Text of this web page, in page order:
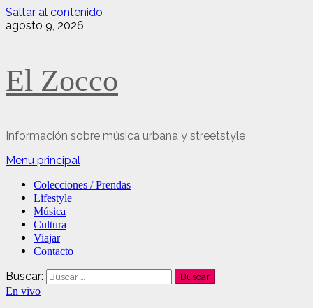
Saltar al contenido
agosto 9, 2026
El Zocco
Información sobre música urbana y streetstyle
Menú principal
Colecciones / Prendas
Lifestyle
Música
Cultura
Viajar
Contacto
Buscar:
En vivo